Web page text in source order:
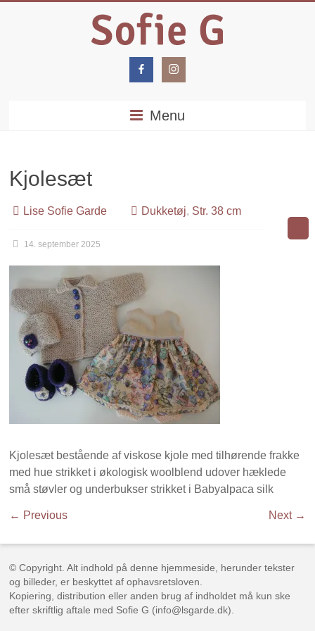
Menu
Kjolesæt
Lise Sofie Garde Dukketøj, Str. 38 cm
14. september 2025
Kjolesæt bestående af viskose kjole med tilhørende frakke
med hue strikket i økologisk woolblend udover hæklede
små støvler og underbukser strikket i Babyalpaca silk
← Previous Next →
© Copyright. Alt indhold på denne hjemmeside, herunder tekster
og billeder, er beskyttet af ophavsretsloven.
Kopiering, distribution eller anden brug af indholdet må kun ske
efter skriftlig aftale med Sofie G (info@lsgarde.dk).